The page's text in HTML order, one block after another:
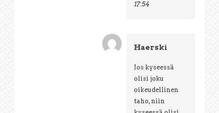
17:54
Haerski
Jos kyseessä
olisi joku
oikeudellinen
taho, niin